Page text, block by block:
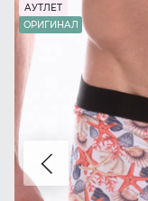
АУТЛЕТ
ОРИГИНАЛ